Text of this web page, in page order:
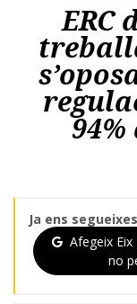
ERC
Ja ens
Afegeix
no